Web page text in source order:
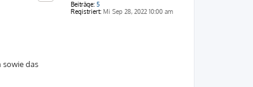
Beiträge: 5
Registriert: Mi Sep 28, 2022 10:00 am
sowie das